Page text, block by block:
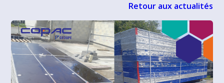
Retour aux actualités